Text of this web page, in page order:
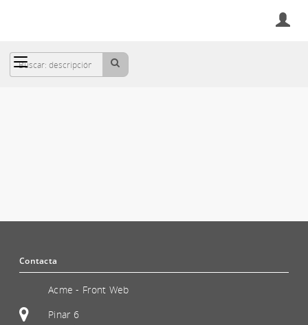
Contacta
Acme - Front Web
Pinar 6